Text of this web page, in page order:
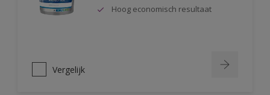
Hoog economisch resultaat
Vergelijk